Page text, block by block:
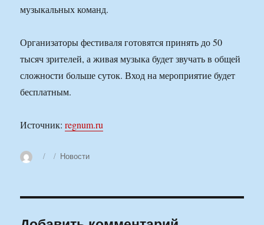
музыкальных команд.
Организаторы фестиваля готовятся принять до 50
тысяч зрителей, а живая музыка будет звучать в общей
сложности больше суток. Вход на мероприятие будет
бесплатным.
Источник:regnum.ru
АвторОпубликовано
Рубрики
Новости